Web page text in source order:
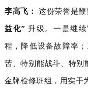
李高飞： 这份荣誉是
益化” 升级。一是继续
程，降低设备故障率；
苦、特别能战斗、特别
金牌检修班组，用实干